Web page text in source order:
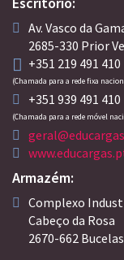
Av. Vasco da
2685-330 Prior
+351 219 491 410
(Chamada para a rede fixa
+351 939 491 410
(Chamada para a rede móvel
Armazém:
Complexo
Cabeço da Rosa
2670-662 Bucelas